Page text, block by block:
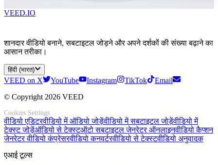
VEED.IO
शानदार वीडियो बनाने, सबटाइटल जोड़ने और अपने दर्शकों की संख्या बढ़ाने का
आसान तरीका।
हिंदी (भारत)
VEED on X YouTube Instagram TikTok
Email
© Copyright 2026 VEED
Cookies Settings
वीडियो एडिटरवीडियो में ऑडियो जोड़ेंवीडियो में सबटाइटल जोड़ेंवीडियो में
टेक्स्ट जोड़ेंऑडियो से टेक्स्टऑटो सबटाइटल जेनरेटर ऑनलाइनवीडियो कैप्शन
जेनरेटरवीडियो कंप्रेसरवीडियो कनवर्टरवीडियो से टेक्स्टवीडियो अनुवादक
एआई टूल्स